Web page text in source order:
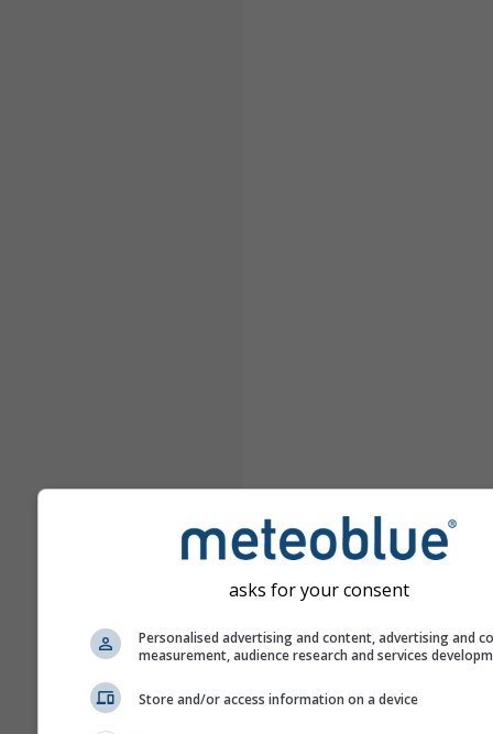
asks for your consent
Personalised advertising and content, advertising and
measurement, audience research and services
Store and/or access information on a device